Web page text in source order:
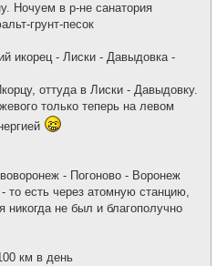
Ночуем в р-не санатория
грунт-песок
икорец - Лиски - Давыдовка -
оттуда в Лиски - Давыдовку.
только теперь на левом
- Погоново - Воронеж
то есть через атомную станцию,
никогда не был и благополучно
км в день